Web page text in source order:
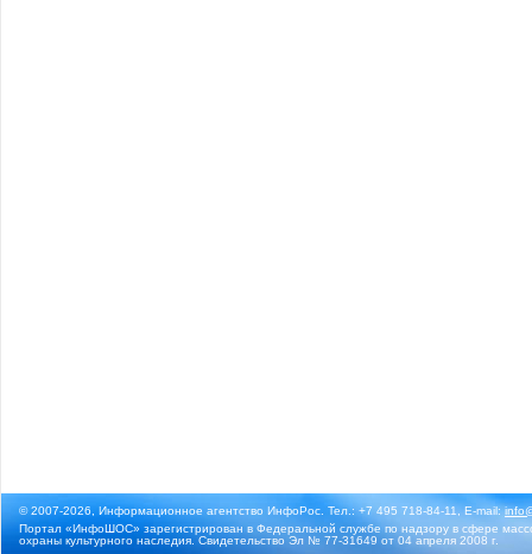
© 2007-2026, Информационное агентство ИнфоРос. Тел.: +7 495 718-84-11, E-mail:
Портал «ИнфоШОС» зарегистрирован в Федеральной службе по надзору в сфере
охраны культурного наследия. Свидетельство Эл № 77-31649 от 04 апреля 2008 г.